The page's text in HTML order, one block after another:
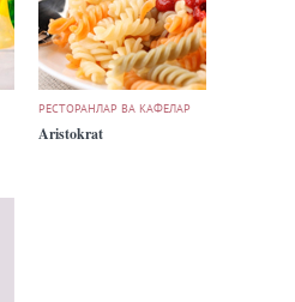
РЕСТОРАНЛАР ВА КАФЕЛАР
Aristokrat